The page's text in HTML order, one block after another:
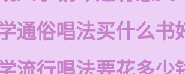
通俗唱法买什么书